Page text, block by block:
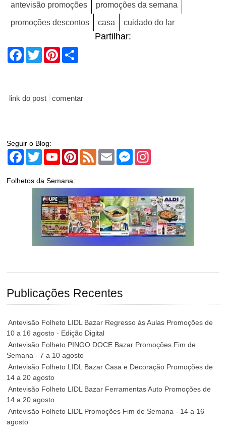
antevisão promoções promoções da semana
promoções descontos casa cuidado do lar
Partilhar:
Facebook
TwitterPinterest
link do post comentar
Seguir o Blog:
Facebook
TwitterYouTubePinterest
Feed Email Messenger
Folhetos da Semana:
Publicações Recentes
Antevisão Folheto LIDL Bazar Regresso às Aulas Promoções de
10 a 16 agosto - Edição Digital
Antevisão Folheto PINGO DOCE Bazar Promoções Fim de
Semana - 7 a 10 agosto
Antevisão Folheto LIDL Bazar Casa e Decoração Promoções de
14 a 20 agosto
Antevisão Folheto LIDL Bazar Ferramentas Auto Promoções de
14 a 20 agosto
Antevisão Folheto LIDL Promoções Fim de Semana - 14 a 16
agosto